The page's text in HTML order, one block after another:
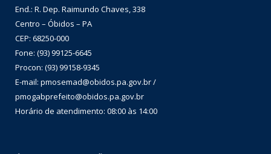
End.: R. Dep. Raimundo Chaves, 338
Centro – Óbidos – PA
CEP: 68250-000
Fone: (93) 99125-6645
Procon: (93) 99158-9345
E-mail: pmosemad@obidos.pa.gov.br /
pmogabprefeito@obidos.pa.gov.br
Horário de atendimento: 08:00 às 14:00